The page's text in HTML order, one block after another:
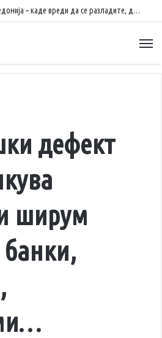
Најчистите реки во Македонија – каде вреди да се разладите, да уживате во природа и да рибарите
дефект
ширум
банки,